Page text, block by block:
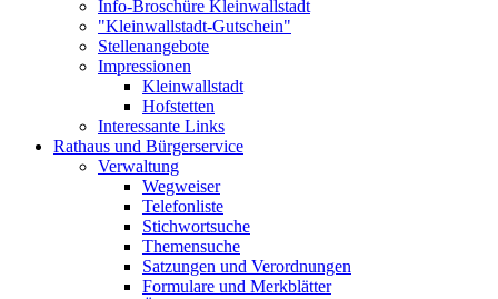
Info-Broschüre Kleinwallstadt
"Kleinwallstadt-Gutschein"
Stellenangebote
Impressionen
Kleinwallstadt
Hofstetten
Interessante Links
Rathaus und Bürgerservice
Verwaltung
Wegweiser
Telefonliste
Stichwortsuche
Themensuche
Satzungen und Verordnungen
Formulare und Merkblätter